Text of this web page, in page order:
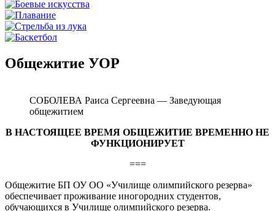
Общежитие УОР
СОБОЛЕВА Раиса Сергеевна — Заведующая
общежитием
В НАСТОЯЩЕЕ ВРЕМЯ ОБЩЕЖИТИЕ ВРЕМЕННО НЕ
ФУНКЦИОНИРУЕТ
===
Общежитие БП ОУ ОО «Училище олимпийского резерва»
обеспечивает проживание иногородних студентов,
обучающихся в Училище олимпийского резерва.